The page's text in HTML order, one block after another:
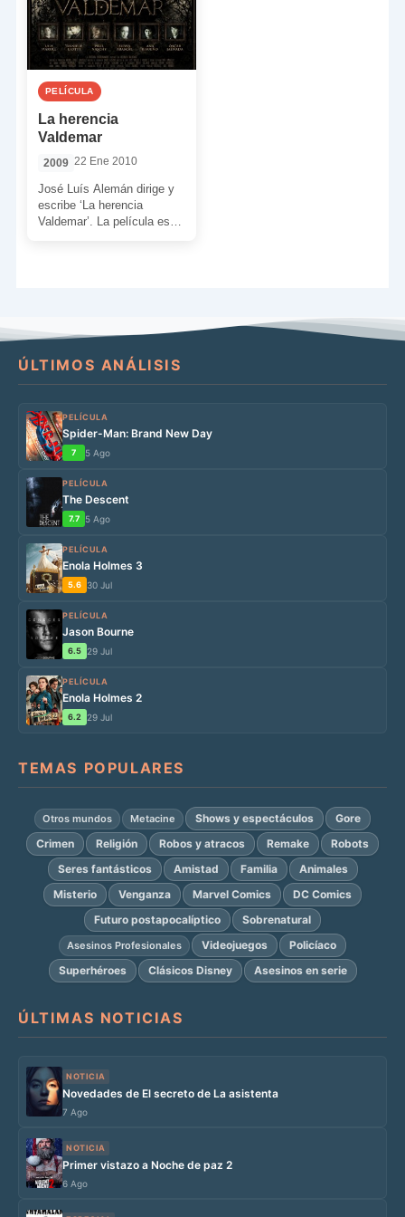
PELÍCULA
La herencia
Valdemar
2009 22 Ene 2010
José Luís Alemán dirige y
escribe ‘La herencia
Valdemar’. La película está
ÚLTIMOS ANÁLISIS
PELÍCULA
Spider-Man: Brand New Day
7 5 Ago
PELÍCULA
The Descent
7.7 5 Ago
PELÍCULA
Enola Holmes 3
5.6 30 Jul
PELÍCULA
Jason Bourne
6.5 29 Jul
PELÍCULA
Enola Holmes 2
6.2 29 Jul
TEMAS POPULARES
Otros mundos Metacine Shows y espectáculos
Gore
Crimen
Religión Robos y atracos Remake
Robots
Seres fantásticos
Amistad Familia
Animales
Misterio
Venganza Marvel Comics
DC Comics
Futuro postapocalíptico
Sobrenatural
Asesinos Profesionales Videojuegos
Policíaco
Superhéroes
Clásicos Disney Asesinos en serie
ÚLTIMAS NOTICIAS
NOTICIA
Novedades de El secreto de La asistenta
7 Ago
NOTICIA
Primer vistazo a Noche de paz 2
6 Ago